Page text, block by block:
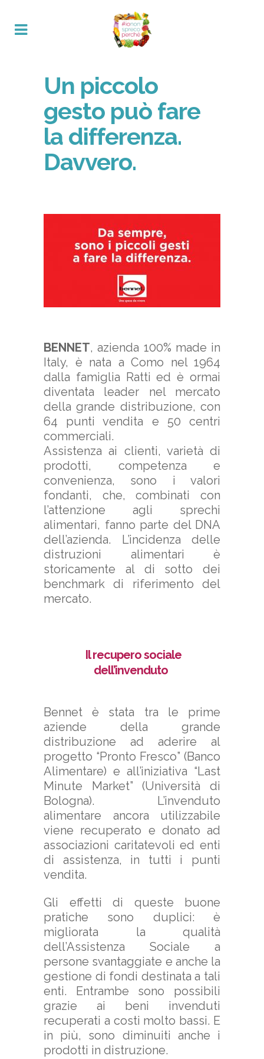
Un piccolo
gesto può fare
la differenza.
Davvero.
BENNET, azienda 100% made in
Italy, è nata a Como nel 1964
dalla famiglia Ratti ed è ormai
diventata leader nel mercato
della grande distribuzione, con
64 punti vendita e 50 centri
commerciali.
Assistenza ai clienti, varietà di
prodotti, competenza e
convenienza, sono i valori
fondanti, che, combinati con
l’attenzione agli sprechi
alimentari, fanno parte del DNA
dell’azienda. L’incidenza delle
distruzioni alimentari è
storicamente al di sotto dei
benchmark di riferimento del
mercato.
Il recupero sociale
dell’invenduto
Bennet è stata tra le prime
aziende della grande
distribuzione ad aderire al
progetto “Pronto Fresco” (Banco
Alimentare) e all’iniziativa “Last
Minute Market” (Università di
Bologna). L’invenduto
alimentare ancora utilizzabile
viene recuperato e donato ad
associazioni caritatevoli ed enti
di assistenza, in tutti i punti
vendita.
Gli effetti di queste buone
pratiche sono duplici: è
migliorata la qualità
dell’Assistenza Sociale a
persone svantaggiate e anche la
gestione di fondi destinata a tali
enti. Entrambe sono possibili
grazie ai beni invenduti
recuperati a costi molto bassi. E
in più, sono diminuiti anche i
prodotti in distruzione.